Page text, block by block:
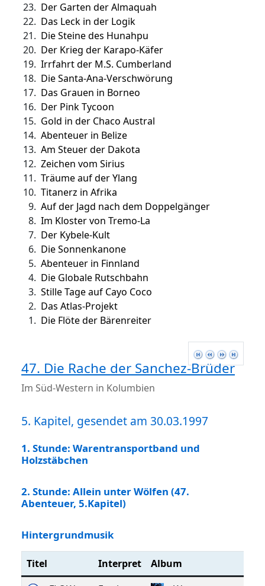
23. Der Garten der Almaquah
22. Das Leck in der Logik
21. Die Steine des Hunahpu
20. Der Krieg der Karapo-Käfer
19. Irrfahrt der M.S. Cumberland
18. Die Santa-Ana-Verschwörung
17. Das Grauen in Borneo
16. Der Pink Tycoon
15. Gold in der Chaco Austral
14. Abenteuer in Belize
13. Am Steuer der Dakota
12. Zeichen vom Sirius
11. Träume auf der Ylang
10. Titanerz in Afrika
9. Auf der Jagd nach dem Doppelgänger
8. Im Kloster von Tremo-La
7. Der Kybele-Kult
6. Die Sonnenkanone
5. Abenteuer in Finnland
4. Die Globale Rutschbahn
3. Stille Tage auf Cayo Coco
2. Das Atlas-Projekt
1. Die Flöte der Bärenreiter
47. Die Rache der Sanchez-Brüder
Im Süd-Western in Kolumbien
5. Kapitel, gesendet am 30.03.1997
1. Stunde: Warentransportband und
Holzstäbchen
2. Stunde: Allein unter Wölfen (47.
Abenteuer, 5.Kapitel)
Hintergrundmusik
Titel Interpret Album